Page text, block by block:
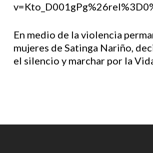
En medio de la violencia
mujeres de Satinga Nariño,
el silencio y marchar por la